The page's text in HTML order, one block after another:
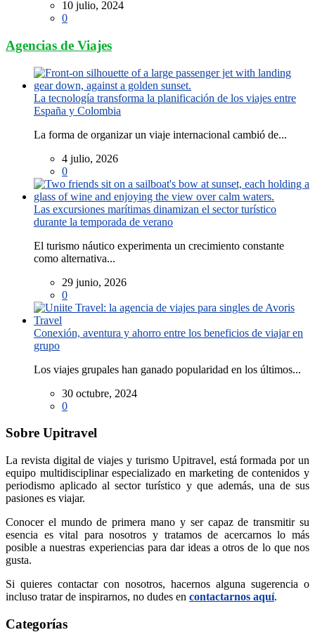
10 julio, 2024
0
Agencias de Viajes
La tecnología transforma la planificación de los viajes entre
España y Colombia
La forma de organizar un viaje internacional cambió de...
4 julio, 2026
0
Las excursiones marítimas dinamizan el sector turístico
durante la temporada de verano
El turismo náutico experimenta un crecimiento constante
como alternativa...
29 junio, 2026
0
Conexión, aventura y ahorro entre los beneficios de viajar en
grupo
Los viajes grupales han ganado popularidad en los últimos...
30 octubre, 2024
0
Sobre Upitravel
La revista digital de viajes y turismo Upitravel, está formada por un
equipo multidisciplinar especializado en marketing de contenidos y
periodismo aplicado al sector turístico y que además, una de sus
pasiones es viajar.
Conocer el mundo de primera mano y ser capaz de transmitir su
esencia es vital para nosotros y tratamos de acercarnos lo más
posible a nuestras experiencias para dar ideas a otros de lo que nos
gusta.
Si quieres contactar con nosotros, hacernos alguna sugerencia o
incluso tratar de inspirarnos, no dudes en contactarnos aquí.
Categorías